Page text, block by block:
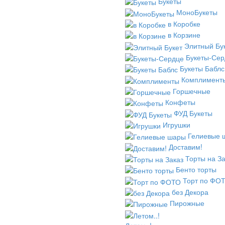
МоноБукеты
в Коробке
в Корзине
Элитный
Букеты-
Букеты Баблс
Горшечные
Конфеты
ФУД Букеты
Игрушки
Гелиевые
Доставим!
Торты на
Бенто торты
Торт по
без Декора
Пирожные